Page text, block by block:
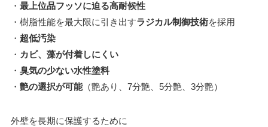
・ 最上位品フッソに迫る高耐候性
・樹脂性能を最大限に引き出すラジカル制御技術を採用
・ 超低汚染
・ カビ、藻が付着しにくい
・ 臭気の少ない水性塗料
・ 艶の選択が可能（艶あり、7分艶、5分艶、3分艶）
外壁を長期に保護するために